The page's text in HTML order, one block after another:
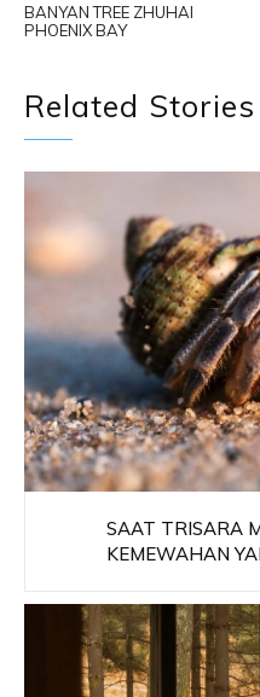
BANYAN TREE ZHUHAI
PHOENIX BAY
Related Stories
SAAT TRISARA
KEMEWAHAN